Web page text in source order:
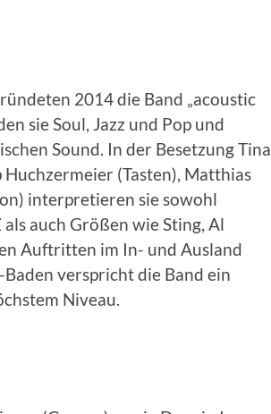
2014 die Band „acoustic
sie Soul, Jazz und Pop und
Sound. In der Besetzung Tina
(Tasten), Matthias
interpretieren sie sowohl
auch Größen wie Sting, Al
Auftritten im In- und Ausland
verspricht die Band ein
Niveau.